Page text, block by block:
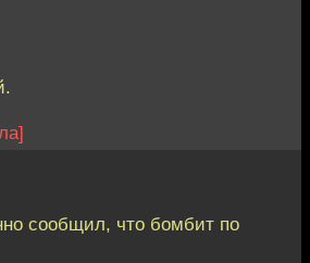
сообщил, что бомбит по